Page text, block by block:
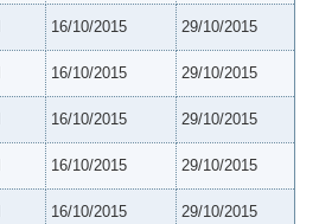
16/10/2015 29/10/2015
16/10/2015 29/10/2015
16/10/2015 29/10/2015
16/10/2015 29/10/2015
16/10/2015 29/10/2015